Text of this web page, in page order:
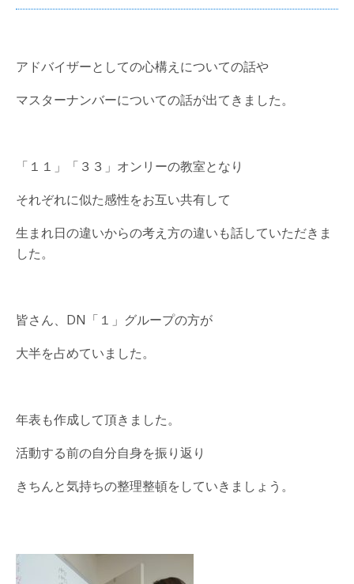
アドバイザーとしての心構えについての話や
マスターナンバーについての話が出てきました。
「１１」「３３」オンリーの教室となり
それぞれに似た感性をお互い共有して
生まれ日の違いからの考え方の違いも話していただきま
した。
皆さん、DN「１」グループの方が
大半を占めていました。
年表も作成して頂きました。
活動する前の自分自身を振り返り
きちんと気持ちの整理整頓をしていきましょう。